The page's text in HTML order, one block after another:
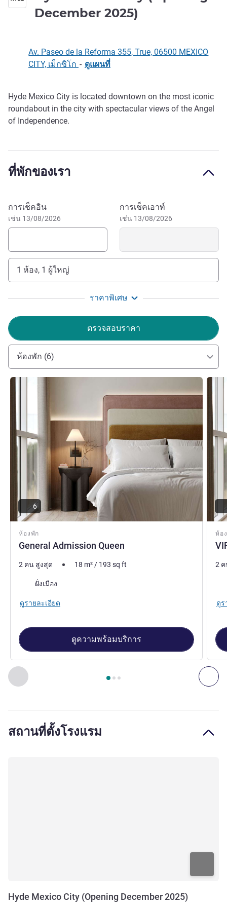
December 2025)
Av. Paseo de la Reforma 355, True, 06500 MEXICO
CITY, เม็กซิโก - ดูแผนที่
รายละเอียด
Hyde Mexico City is located downtown on the most iconic
roundabout in the city with spectacular views of the Angel
of Independence.
ที่พักของเรา
จองโรงแรมนี้
การเช็คอิน
เช่น 13/08/2026
การเช็คเอาท์
เช่น 13/08/2026
1 ห้อง, 1 ผู้ใหญ่
ราคาพิเศษ
ตรวจสอบราคา
ห้องพัก (6)
ก่อนหน้า - ห้องพัก ถั
หน้า1 , ห้องพัก 1 : General Admission Queen , ห้องพัก
ห้องพัก
General Admission Queen
ดูรายละเอียด
6
2 คน สูงสุด 18 m²/ 193 sq ft
ฝั่งเมือง
ดูรายละเอียด
ดูความพร้อมบริการ
ห้อ
ดูราย
2
ดูร
สถานที่ตั้งโรงแรม
Hyde Mexico City (Opening December 2025)